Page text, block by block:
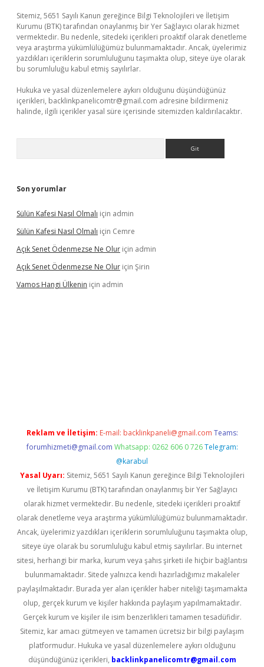
Sitemiz, 5651 Sayılı Kanun gereğince Bilgi Teknolojileri ve İletişim
Kurumu (BTK) tarafından onaylanmış bir Yer Sağlayıcı olarak hizmet
vermektedir. Bu nedenle, sitedeki içerikleri proaktif olarak denetleme
veya araştırma yükümlülüğümüz bulunmamaktadır. Ancak, üyelerimiz
yazdıkları içeriklerin sorumluluğunu taşımakta olup, siteye üye olarak
bu sorumluluğu kabul etmiş sayılırlar.
Hukuka ve yasal düzenlemelere aykırı olduğunu düşündüğünüz
içerikleri, backlinkpanelicomtr@gmail.com adresine bildirmeniz
halinde, ilgili içerikler yasal süre içerisinde sitemizden kaldırılacaktır.
Son yorumlar
Sülün Kafesi Nasıl Olmalı için admin
Sülün Kafesi Nasıl Olmalı için Cemre
Açık Senet Ödenmezse Ne Olur için admin
Açık Senet Ödenmezse Ne Olur için Şirin
Vamos Hangi Ülkenin için admin
Reklam ve İletişim: E-mail: backlinkpaneli@gmail.com Teams:
forumhizmeti@gmail.com Whatsapp: 0262 606 0 726 Telegram:
@karabul
Yasal Uyarı: Sitemiz, 5651 Sayılı Kanun gereğince Bilgi Teknolojileri
ve İletişim Kurumu (BTK) tarafından onaylanmış bir Yer Sağlayıcı
olarak hizmet vermektedir. Bu nedenle, sitedeki içerikleri proaktif
olarak denetleme veya araştırma yükümlülüğümüz bulunmamaktadır.
Ancak, üyelerimiz yazdıkları içeriklerin sorumluluğunu taşımakta olup,
siteye üye olarak bu sorumluluğu kabul etmiş sayılırlar. Bu internet
sitesi, herhangi bir marka, kurum veya şahıs şirketi ile hiçbir bağlantısı
bulunmamaktadır. Sitede yalnızca kendi hazırladığımız makaleler
paylaşılmaktadır. Burada yer alan içerikler haber niteliği taşımamakta
olup, gerçek kurum ve kişiler hakkında paylaşım yapılmamaktadır.
Gerçek kurum ve kişiler ile isim benzerlikleri tamamen tesadüfidir.
Sitemiz, kar amacı gütmeyen ve tamamen ücretsiz bir bilgi paylaşım
platformudur. Hukuka ve yasal düzenlemelere aykırı olduğunu
düşündüğünüz içerikleri, backlinkpanelicomtr@gmail.com